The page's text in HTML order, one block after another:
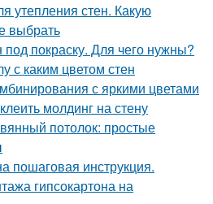
утепления стен. Какую
выбрать
покраску. Для чего нужны?
с каким цветом стен
с яркими цветами
молдинг на стену
потолок: простые
пошаговая инструкция.
гипсокартона на